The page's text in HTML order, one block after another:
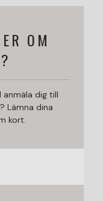
OM
anmäla dig till
Lämna dina
kort.